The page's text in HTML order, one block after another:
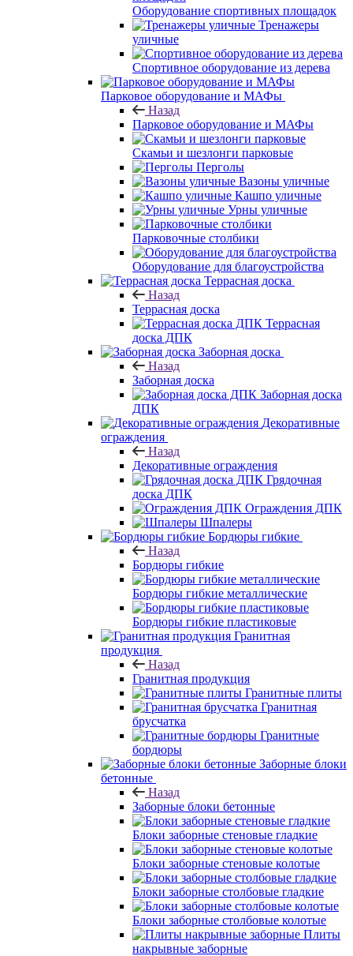
Оборудование спортивных площадок
Тренажеры
уличные
Спортивное оборудование из дерева
Парковое оборудование и МАФы
Назад
Парковое оборудование и МАФы
Скамьи и шезлонги парковые
Перголы
Вазоны уличные
Кашпо уличные
Урны уличные
Парковочные столбики
Оборудование для благоустройства
Террасная доска
Назад
Террасная доска
Террасная
доска ДПК
Заборная доска
Назад
Заборная доска
Заборная доска
ДПК
Декоративные
ограждения
Назад
Декоративные ограждения
Грядочная
доска ДПК
Ограждения ДПК
Шпалеры
Бордюры гибкие
Назад
Бордюры гибкие
Бордюры гибкие металлические
Бордюры гибкие пластиковые
Гранитная
продукция
Назад
Гранитная продукция
Гранитные плиты
Гранитная
брусчатка
Гранитные
бордюры
Заборные блоки
бетонные
Назад
Заборные блоки бетонные
Блоки заборные стеновые гладкие
Блоки заборные стеновые колотые
Блоки заборные столбовые гладкие
Блоки заборные столбовые колотые
Плиты
накрывные заборные